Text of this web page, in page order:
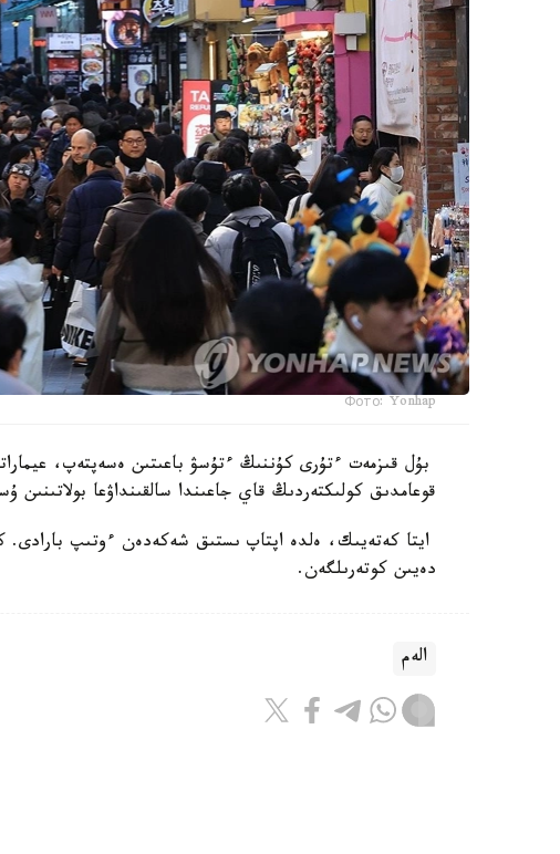
Фото: Yonhap
بۇل قىزمەت ءتۇرى كۇننىڭ ءتۇسۋ باعىتىن ەسەپتەپ،
قوعامدىق كولىكتەردىڭ قاي جاعىندا سالقىنداۋعا بولاتىنىن
دەيىن كوتەرىلگەن.
الەم